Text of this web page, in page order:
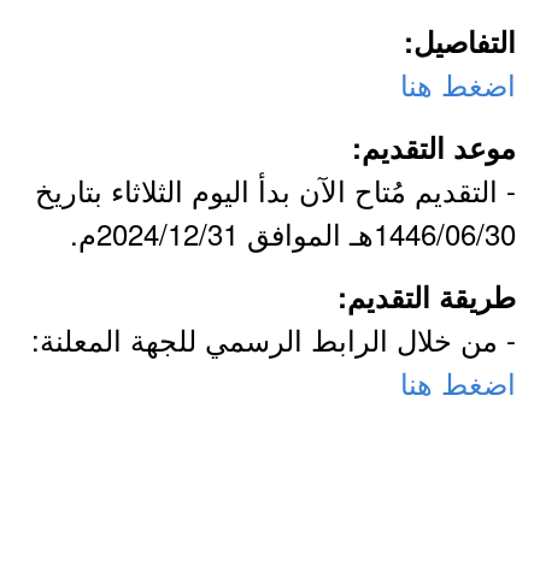
التفاصيل:
اضغط هنا
موعد التقديم:
- التقديم مُتاح الآن بدأ اليوم الثلاثاء بتاريخ
1446/06/30هـ الموافق 2024/12/31م.
طريقة التقديم:
- من خلال الرابط الرسمي للجهة المعلنة:
اضغط هنا